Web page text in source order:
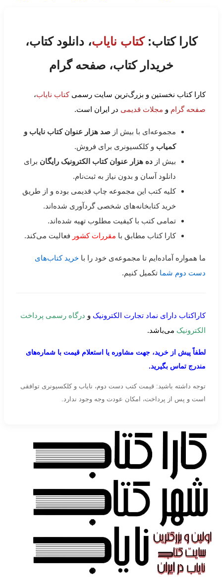
کارا کتاب:کتاب نایاب، دانلود کتاب،
خریدار کتاب، صفحه گرام
کارا کتاب نخستین و بزرگ‌ترین سایت رسمیکتاب نایاب،
صفحه گرام و مجلات قدیمی در ایران است.
مجموعه‌ای با بیش از صد هزار عنوان کتاب نایاب و
کمیاب و کلکسیونری برای فروش.
بیش از ده هزار عنوان کتاب الکترونیک رایگان برای
دانلود آسان و بدون نیاز به ثبت‌نام.
کلیه کتب این مجموعه چاپ قدیمی بوده و از طریق
خرید کتابخانه‌های شخصی گردآوری شده‌اند.
تمامی کتب با کیفیت مطلوب تهیه شده‌اند.
کارا کتاب مطابق با مقررات کشور فعالیت می‌کند.
ما همواره آماده‌ایم تا مجموعه‌ی خود را با خرید کتاب‌های
دست دوم شما تکمیل کنیم.
کاراکتاب دارای نماد تجارت الکترونیک و درگاه رسمی پرداخت
الکترونیک می‌باشد.
لطفاً پیش از خرید، جهت مشاوره یا استعلام قیمت با شماره‌های
مندرج تماس بگیرید.
توجه داشته باشید: قیمت کتب دست دوم، نایاب و کلکسیونری توافقی
است و پس از پرداخت، امکان عودت وجه وجود ندارد.